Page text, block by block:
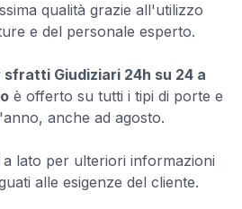
qualità grazie all'utilizzo
e del personale esperto.
sfratti Giudiziari 24h su 24 a
è offerto su tutti i tipi di porte e
anche ad agosto.
lato per ulteriori informazioni
alle esigenze del cliente.